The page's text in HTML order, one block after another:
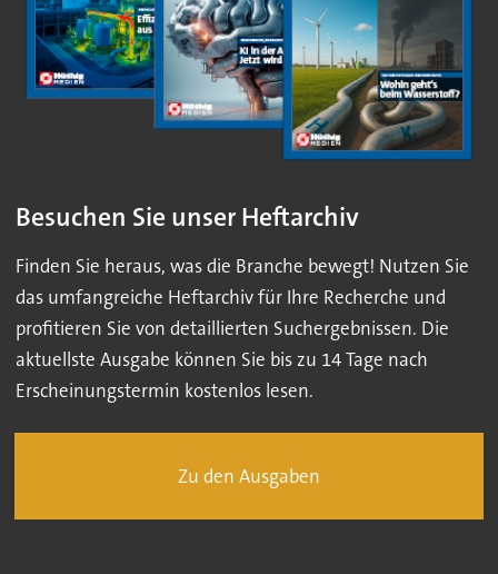
Besuchen Sie unser Heftarchiv
Finden Sie heraus, was die Branche bewegt! Nutzen Sie
das umfangreiche Heftarchiv für Ihre Recherche und
profitieren Sie von detaillierten Suchergebnissen. Die
aktuellste Ausgabe können Sie bis zu 14 Tage nach
Erscheinungstermin kostenlos lesen.
Zu den Ausgaben